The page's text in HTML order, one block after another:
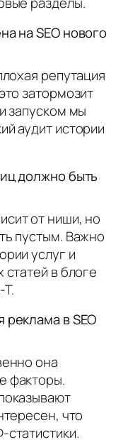
на SEO нового
репутация
затормозит
запуском мы
аудит истории
должно быть
от ниши, но
пустым. Важно
услуг и
статей в блоге
в SEO
она
факторы.
что